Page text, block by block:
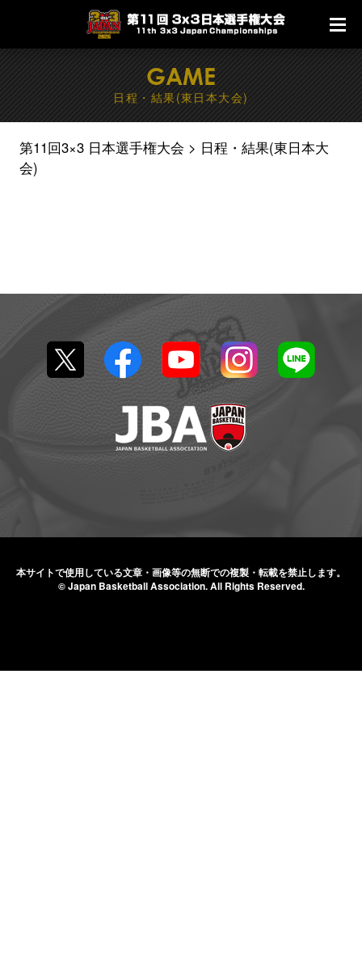
GAME
日程・結果(東日本大会)
第11回3×3 日本選手権大会
日程・結果(東日本大
会)
本サイトで使用している文章・画像等の無断での複製・転載を禁止します。
© Japan Basketball Association.All Rights Reserved.